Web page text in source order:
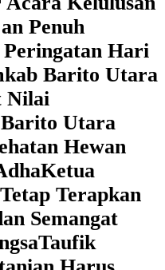
Penuh
Hari
Barito Utara
Nilai
Utara
Hewan
Ketua
Terapkan
Semangat
Taufik